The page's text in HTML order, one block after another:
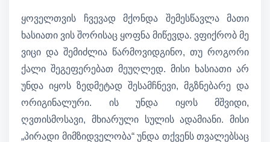
ყოველთვის ჩვევად მქონდა შემესწავლა მათი
ხასიათი ვის შორისაც ყოფნა მიწევდა. ვფიქრობ მე
ვიცი და შემიძლია წარმოვიდგინო, თუ როგორი
ქალი შეგეფერებათ მეუღლედ. მისი ხასიათი არ
უნდა იყოს ზედმეტად შესამჩნევი, მგზნებარე და
ორიგინალური. ის უნდა იყოს მშვიდი,
ღვთისმოსავი, მხიარული სულის ადამიანი. მისი
„პირადი მიმზიდველობა“ უნდა თქვენს თვალებსაც